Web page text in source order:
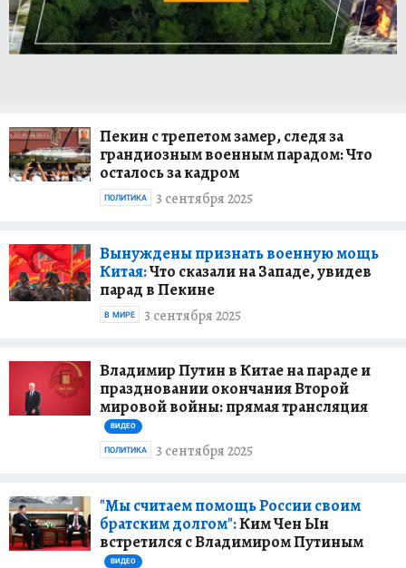
Пекин с трепетом замер, следя за
грандиозным военным парадом: Что
осталось за кадром
3 сентября 2025
ПОЛИТИКА
Вынуждены признать военную мощь
Китая:Что сказали на Западе, увидев
парад в Пекине
3 сентября 2025
В МИРЕ
Владимир Путин в Китае на параде и
праздновании окончания Второй
мировой войны: прямая трансляция
ВИДЕО
3 сентября 2025
ПОЛИТИКА
"Мы считаем помощь России своим
братским долгом":Ким Чен Ын
встретился с Владимиром Путиным
ВИДЕО